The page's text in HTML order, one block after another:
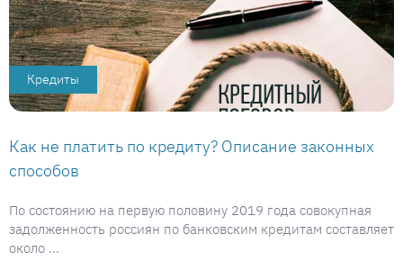
Кредиты
Как не платить по кредиту? Описание законных
способов
По состоянию на первую половину 2019 года совокупная
задолженность россиян по банковским кредитам составляет
около ...